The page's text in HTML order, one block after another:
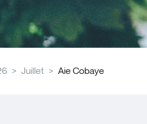
Juillet Aie Cobaye